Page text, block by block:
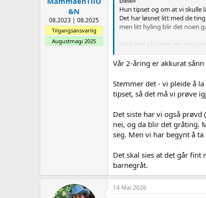
&N
08.2023 | 08.2025
Tilgangsansvarlig
Augustmagi 2025
Hun tipset og om at vi skulle
Det har løsnet litt med de
men litt hyling blir det noen
Med mat så setter jeg og
Vår 2-åring er akkurat
Stemmer det - vi pleide å
tipset, så det må vi prøve
Det siste har vi også
nei, og da blir det gråting.
seg. Men vi har begynt å
Det skal sies at det går fint
barnegråt.
14 Mai 2026